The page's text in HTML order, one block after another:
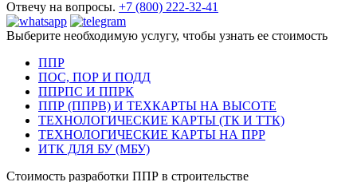
Отвечу на вопросы. +7 (800) 222-32-41
Выберите необходимую услугу, чтобы узнать ее стоимость
ППР
ПОС, ПОР И ПОДД
ППРПС И ППРК
ППР (ППРВ) И ТЕХКАРТЫ НА ВЫСОТЕ
ТЕХНОЛОГИЧЕСКИЕ КАРТЫ (ТК И ТТК)
ТЕХНОЛОГИЧЕСКИЕ КАРТЫ НА ПРР
ИТК ДЛЯ БУ (МБУ)
Стоимость разработки ППР в строительстве